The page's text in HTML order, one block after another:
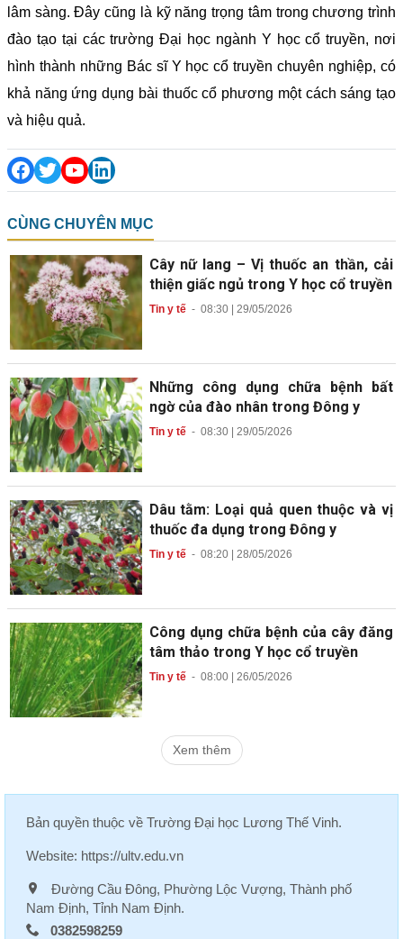
lâm sàng. Đây cũng là kỹ năng trọng tâm trong chương trình
đào tạo tại các trường Đại học ngành Y học cổ truyền, nơi
hình thành những Bác sĩ Y học cổ truyền chuyên nghiệp, có
khả năng ứng dụng bài thuốc cổ phương một cách sáng tạo
và hiệu quả.
CÙNG CHUYÊN MỤC
Cây nữ lang – Vị thuốc an thần, cải
thiện giấc ngủ trong Y học cổ truyền
Tin y tế- 08:30 | 29/05/2026
Những công dụng chữa bệnh bất
ngờ của đào nhân trong Đông y
Tin y tế- 08:30 | 29/05/2026
Dâu tằm: Loại quả quen thuộc và vị
thuốc đa dụng trong Đông y
Tin y tế- 08:20 | 28/05/2026
Công dụng chữa bệnh của cây đăng
tâm thảo trong Y học cổ truyền
Tin y tế- 08:00 | 26/05/2026
Xem thêm
Bản quyền thuộc về Trường Đại học Lương Thế Vinh.
Website: https://ultv.edu.vn
Đường Cầu Đông, Phường Lộc Vượng, Thành phố
Nam Định, Tỉnh Nam Định.
0382598259